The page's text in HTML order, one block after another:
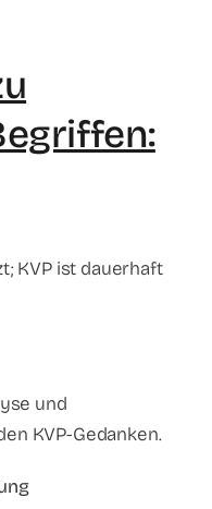
KVP ist dauerhaft
und
KVP-Gedanken.